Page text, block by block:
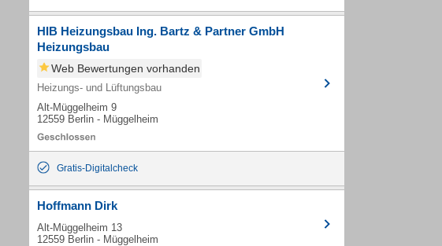
HIB Heizungsbau Ing. Bartz & Partner GmbH
Heizungsbau
Web Bewertungen vorhanden
Heizungs- und Lüftungsbau
Alt-Müggelheim 9
12559 Berlin - Müggelheim
Gratis-Digitalcheck
Hoffmann Dirk
Alt-Müggelheim 13
12559 Berlin - Müggelheim